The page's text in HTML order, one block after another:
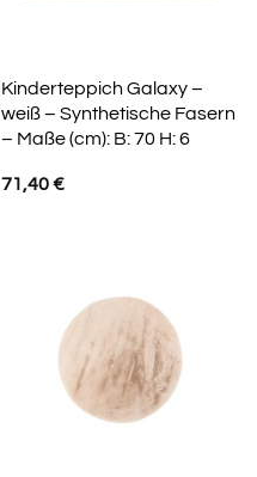
Kinderteppich Galaxy –
weiß – Synthetische Fasern
– Maße (cm): B: 70 H: 6
71,40€